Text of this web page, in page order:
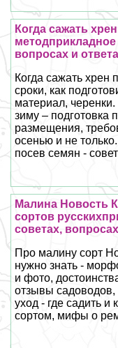
Когда сажать
вопросах и
Когда сажать хрен
сроки, как
материал,
зиму – подготовка
размещения,
осенью и не
посев семян -
Малина Новость
сортов
советах,
Про малину сорт
нужно знать -
и фото,
отзывы садоводов,
уход - где садить
сортом, мифы о